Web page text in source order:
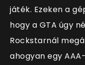
játék. Ezeken a
hogy a GTA úgy
Rockstarnál
ahogyan egy